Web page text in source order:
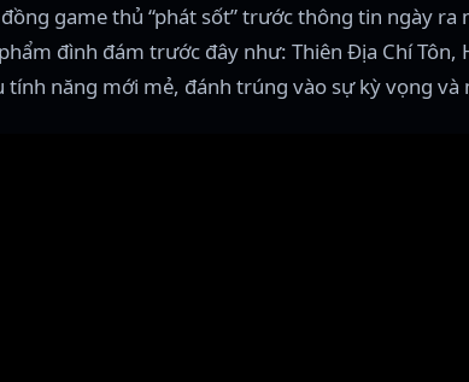
game thủ “phát sốt” trước thông tin ngày
đình đám trước đây như: Thiên Địa Chí
năng mới mẻ, đánh trúng vào sự kỳ vọng